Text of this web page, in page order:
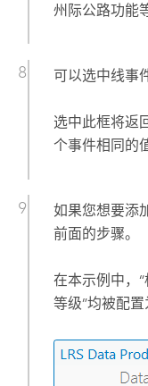
州际公路功能
可以选中线事
选中此框将返
个事件相同的
如果您想要添
前面的步骤。
在本示例中，“
等级”均被配置